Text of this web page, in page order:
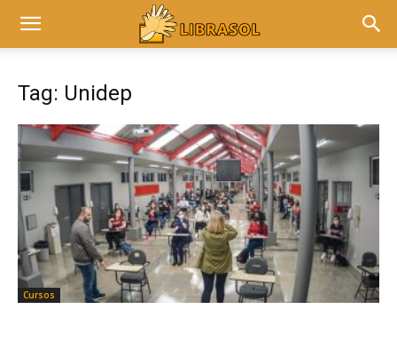
Tag: Unidep
Cursos